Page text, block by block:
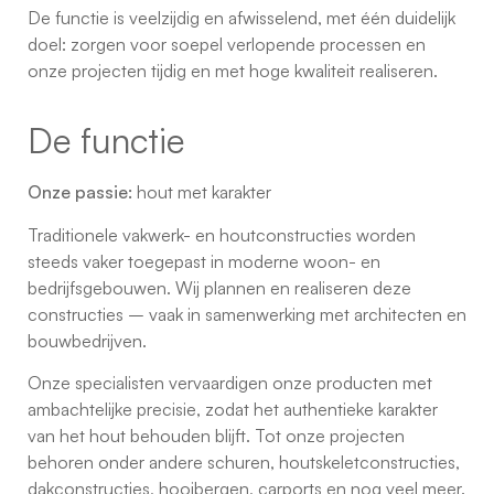
De functie is veelzijdig en afwisselend, met één duidelijk
doel: zorgen voor soepel verlopende processen en
onze projecten tijdig en met hoge kwaliteit realiseren.
De functie
Onze passie: hout met karakter
Traditionele vakwerk- en houtconstructies worden
steeds vaker toegepast in moderne woon- en
bedrijfsgebouwen. Wij plannen en realiseren deze
constructies – vaak in samenwerking met architecten en
bouwbedrijven.
Onze specialisten vervaardigen onze producten met
ambachtelijke precisie, zodat het authentieke karakter
van het hout behouden blijft. Tot onze projecten
behoren onder andere schuren, houtskeletconstructies,
dakconstructies, hooibergen, carports en nog veel meer.